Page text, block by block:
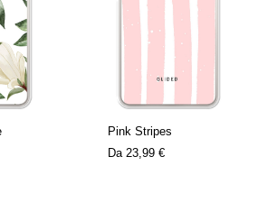
Pink Stripes
Da 23,99 €